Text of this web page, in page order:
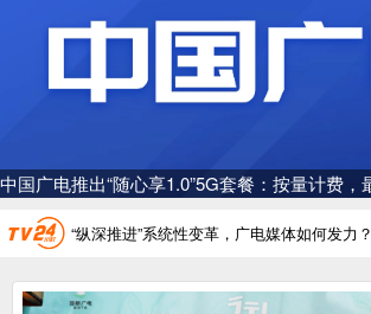
“广电方案”纳入国家应急通信一体化保障体系
广电总局对互联网电视自动续费专项治理
中国广电：编制一体化电视技术标准白皮书
一电视频道开播
“纵深推进”系统性变革，广电媒体如何发力？
“一省一网”，中国广电为何走了二十年？